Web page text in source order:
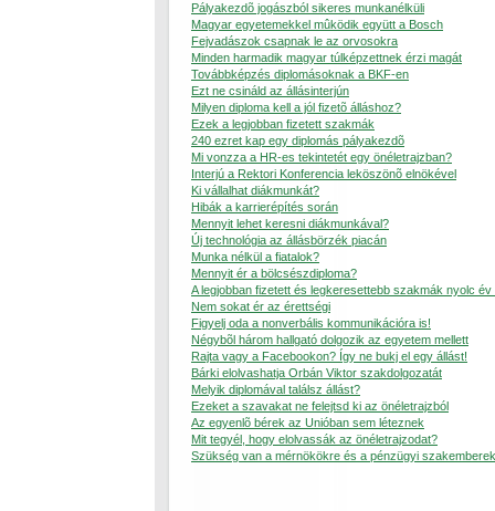
Pályakezdõ jogászból sikeres munkanélküli
Magyar egyetemekkel mûködik együtt a Bosch
Fejvadászok csapnak le az orvosokra
Minden harmadik magyar túlképzettnek érzi magát
Továbbképzés diplomásoknak a BKF-en
Ezt ne csináld az állásinterjún
Milyen diploma kell a jól fizetõ álláshoz?
Ezek a legjobban fizetett szakmák
240 ezret kap egy diplomás pályakezdõ
Mi vonzza a HR-es tekintetét egy önéletrajzban?
Interjú a Rektori Konferencia leköszönõ elnökével
Ki vállalhat diákmunkát?
Hibák a karrierépítés során
Mennyit lehet keresni diákmunkával?
Új technológia az állásbörzék piacán
Munka nélkül a fiatalok?
Mennyit ér a bölcsészdiploma?
A legjobban fizetett és legkeresettebb szakmák nyolc év
Nem sokat ér az érettségi
Figyelj oda a nonverbális kommunikációra is!
Négybõl három hallgató dolgozik az egyetem mellett
Rajta vagy a Facebookon? Így ne bukj el egy állást!
Bárki elolvashatja Orbán Viktor szakdolgozatát
Melyik diplomával találsz állást?
Ezeket a szavakat ne felejtsd ki az önéletrajzból
Az egyenlõ bérek az Unióban sem léteznek
Mit tegyél, hogy elolvassák az önéletrajzodat?
Szükség van a mérnökökre és a pénzügyi